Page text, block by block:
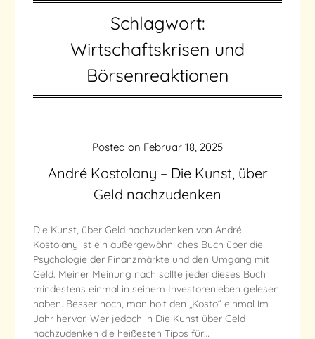
Schlagwort:
Wirtschaftskrisen und
Börsenreaktionen
André Kostolany – Die Kunst, über
Geld nachzudenken
Posted on Februar 18, 2025
Die Kunst, über Geld nachzudenken von André
Kostolany ist ein außergewöhnliches Buch über die
Psychologie der Finanzmärkte und den Umgang mit
Geld. Meiner Meinung nach sollte jeder dieses Buch
mindestens einmal in seinem Investorenleben gelesen
haben. Besser noch, man holt den „Kosto“ einmal im
Jahr hervor. Wer jedoch in Die Kunst über Geld
nachzudenken die heißesten Tipps für…